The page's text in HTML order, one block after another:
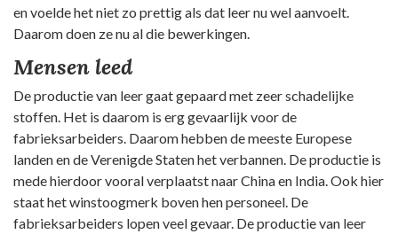
en voelde het niet zo prettig als dat leer nu wel aanvoelt.
Daarom doen ze nu al die bewerkingen.
Mensen leed
De productie van leer gaat gepaard met zeer schadelijke
stoffen. Het is daarom is erg gevaarlijk voor de
fabrieksarbeiders. Daarom hebben de meeste Europese
landen en de Verenigde Staten het verbannen. De productie is
mede hierdoor vooral verplaatst naar China en India. Ook hier
staat het winstoogmerk boven hen personeel. De
fabrieksarbeiders lopen veel gevaar. De productie van leer